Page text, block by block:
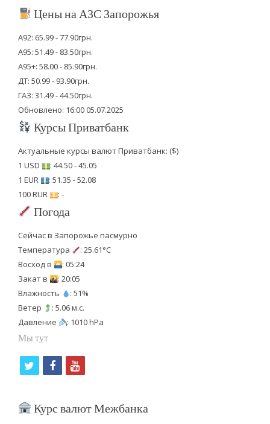
Цены на АЗС Запорожья
А92: 65.99 - 77.90грн.
А95: 51.49 - 83.50грн.
А95+: 58.00 - 85.90грн.
ДТ: 50.99 - 93.90грн.
ГАЗ: 31.49 - 44.50грн.
Обновлено: 16:00 05.07.2025
Курсы Приватбанк
Актуальные курсы валют Приватбанк: ($)
1 USD
: 44.50 - 45.05
1 EUR
: 51.35 - 52.08
100 RUR
: -
Погода
Сейчас в Запорожье пасмурно
Температура
: 25.61°C
Восход в
: 05:24
Закат в
: 20:05
Влажность
: 51%
Ветер
: 5.06 м.с.
Давление
: 1010 hPa
Мы тут
i
f
c
y
u
Курс валют Межбанка